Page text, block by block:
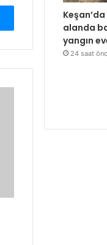
alanda
yangın
24 saat